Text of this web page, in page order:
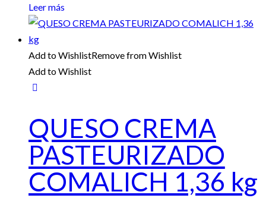
Leer más
Add to WishlistRemove from Wishlist
Add to Wishlist
QUESO CREMA
PASTEURIZADO
COMALICH 1,36 kg